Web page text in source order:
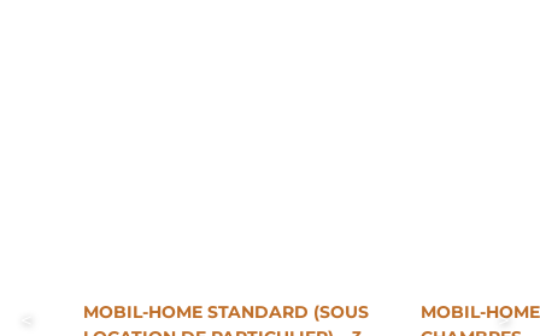
MOBIL-HOME STANDARD (SOUS
MOBIL-